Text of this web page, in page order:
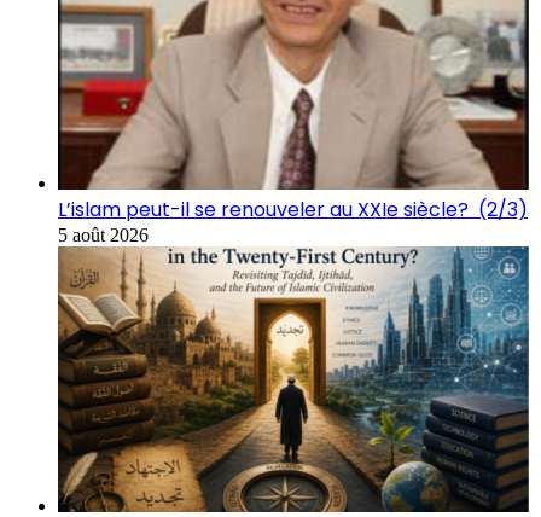
L’islam peut-il se renouveler au XXIe siècle? (2/3)
5 août 2026